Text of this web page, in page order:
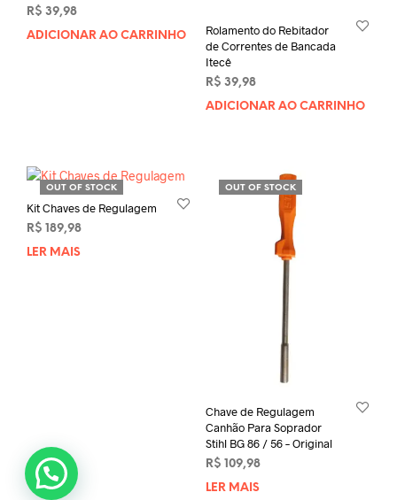
R$ 39,98
ADICIONAR AO CARRINHO
Rolamento do Rebitador
de Correntes de Bancada
Itecê
R$ 39,98
ADICIONAR AO CARRINHO
OUT OF STOCK
Kit Chaves de Regulagem
R$ 189,98
LER MAIS
OUT OF STOCK
Chave de Regulagem
Canhão Para Soprador
Stihl BG 86 / 56 – Original
R$ 109,98
LER MAIS